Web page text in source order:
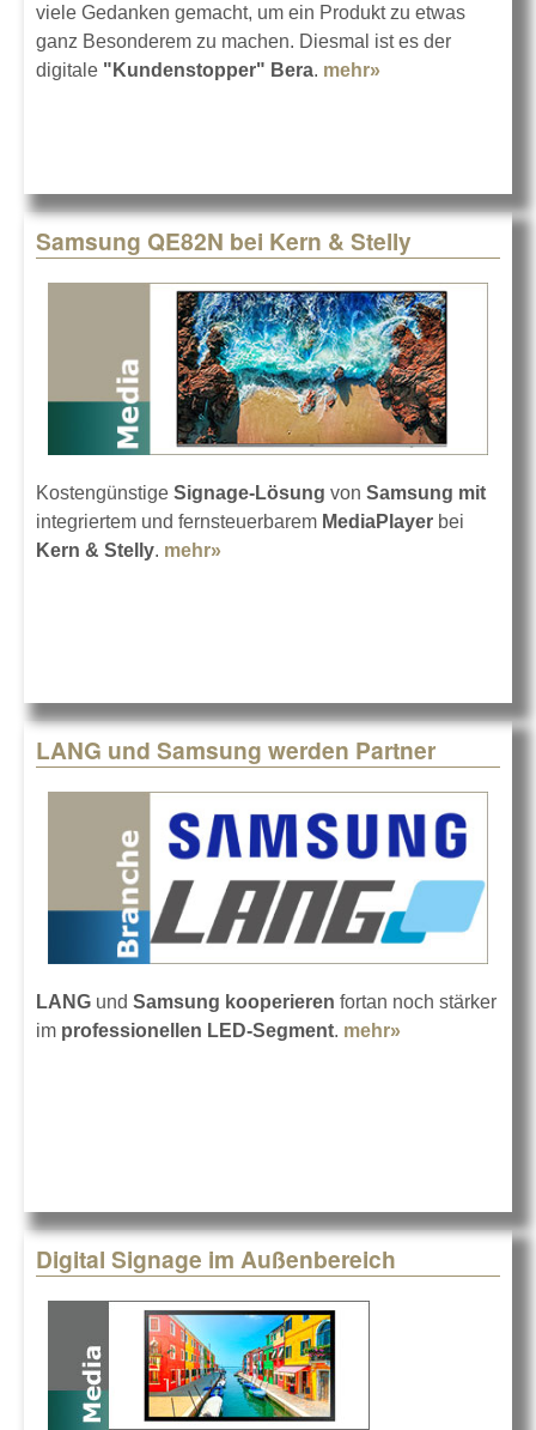
viele Gedanken gemacht, um ein Produkt zu etwas
ganz Besonderem zu machen. Diesmal ist es der
digitale "Kundenstopper" Bera. mehr»
Samsung QE82N bei Kern & Stelly
Kostengünstige Signage-Lösung von Samsung mit
integriertem und fernsteuerbarem MediaPlayer bei
Kern & Stelly. mehr»
LANG und Samsung werden Partner
LANG und Samsung kooperieren fortan noch stärker
im professionellen LED-Segment. mehr»
Digital Signage im Außenbereich